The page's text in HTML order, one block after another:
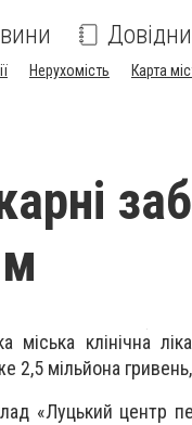
Нерухомість Карта
міська клінічна
2,5 мільйона
«Луцький центр